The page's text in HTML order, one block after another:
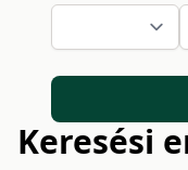
Keresési